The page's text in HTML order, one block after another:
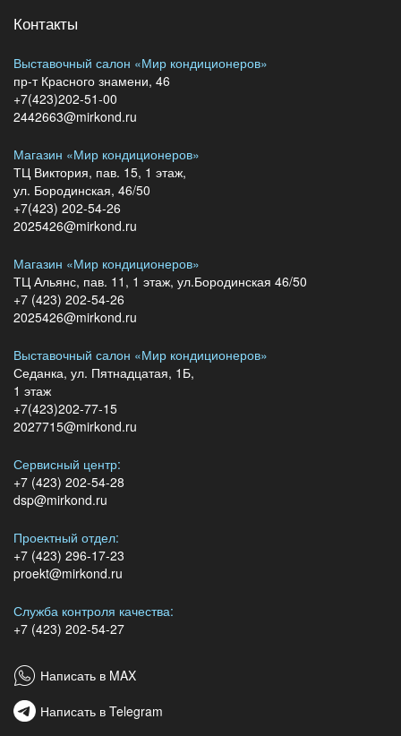
Контакты
Выставочный салон «Мир кондиционеров»
пр-т Красного знамени, 46
+7(423)202-51-00
2442663@mirkond.ru
Магазин «Мир кондиционеров»
ТЦ Виктория, пав. 15, 1 этаж,
ул. Бородинская, 46/50
+7(423) 202-54-26
2025426@mirkond.ru
Магазин «Мир кондиционеров»
ТЦ Альянс, пав. 11, 1 этаж, ул.Бородинская 46/50
+7 (423) 202-54-26
2025426@mirkond.ru
Выставочный салон «Мир кондиционеров»
Седанка, ул. Пятнадцатая, 1Б,
1 этаж
+7(423)202-77-15
2027715@mirkond.ru
Сервисный центр:
+7 (423) 202-54-28
dsp@mirkond.ru
Проектный отдел:
+7 (423) 296-17-23
proekt@mirkond.ru
Служба контроля качества:
+7 (423) 202-54-27
Написать в MAX
Написать в Telegram